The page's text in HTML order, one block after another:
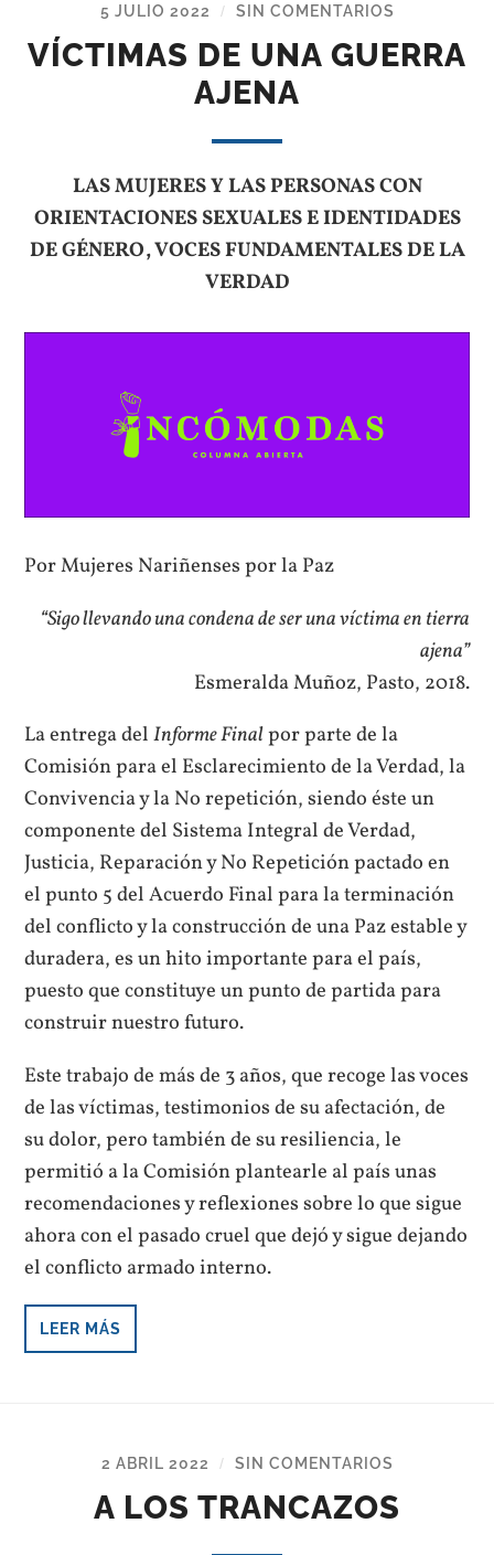
5 JULIO 2022 / SIN COMENTARIOS
VÍCTIMAS DE UNA GUERRA
AJENA
LAS MUJERES Y LAS PERSONAS CON
ORIENTACIONES SEXUALES E IDENTIDADES
DE GÉNERO, VOCES FUNDAMENTALES DE LA
VERDAD
Por Mujeres Nariñenses por la Paz
“Sigo llevando una condena de ser una víctima en tierra
ajena”
Esmeralda Muñoz, Pasto, 2018.
La entrega delInforme Finalpor parte de la
Comisión para el Esclarecimiento de la Verdad, la
Convivencia y la No repetición, siendo éste un
componente del Sistema Integral de Verdad,
Justicia, Reparación y No Repetición pactado en
el punto 5 del Acuerdo Final para la terminación
del conflicto y la construcción de una Paz estable y
duradera, es un hito importante para el país,
puesto que constituye un punto de partida para
construir nuestro futuro.
Este trabajo de más de 3 años, que recoge las voces
de las víctimas, testimonios de su afectación, de
su dolor, pero también de su resiliencia, le
permitió a la Comisión plantearle al país unas
recomendaciones y reflexiones sobre lo que sigue
ahora con el pasado cruel que dejó y sigue dejando
el conflicto armado interno.
LEER MÁS
2 ABRIL 2022 / SIN COMENTARIOS
A LOS TRANCAZOS